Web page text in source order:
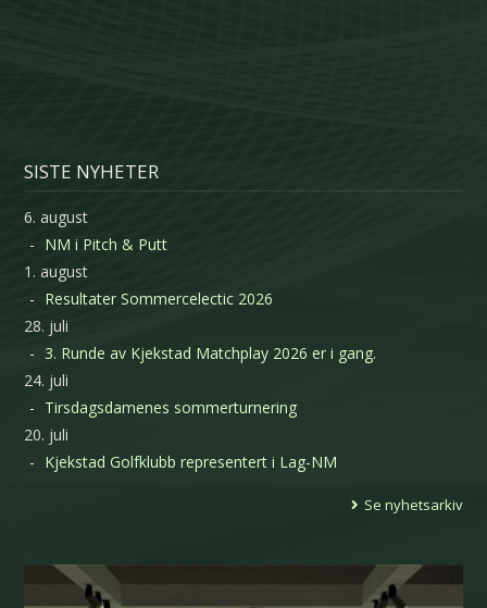
SISTE NYHETER
6. august
NM i Pitch & Putt
1. august
Resultater Sommercelectic 2026
28. juli
3. Runde av Kjekstad Matchplay 2026 er i gang.
24. juli
Tirsdagsdamenes sommerturnering
20. juli
Kjekstad Golfklubb representert i Lag-NM
Se nyhetsarkiv